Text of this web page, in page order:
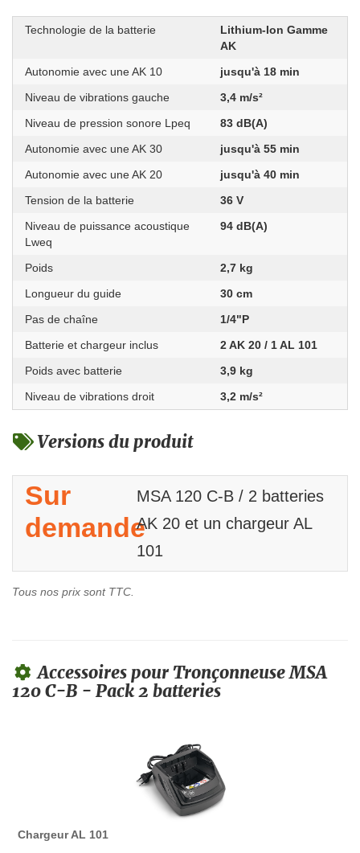
Technologie de la batterie
Lithium-Ion Gamme
AK
Autonomie avec une AK 10
jusqu'à 18 min
Niveau de vibrations gauche
3,4 m/s²
Niveau de pression sonore Lpeq
83 dB(A)
Autonomie avec une AK 30
jusqu'à 55 min
Autonomie avec une AK 20
jusqu'à 40 min
Tension de la batterie
36 V
Niveau de puissance acoustique
Lweq
94 dB(A)
Poids
2,7 kg
Longueur du guide
30 cm
Pas de chaîne
1/4"P
Batterie et chargeur inclus
2 AK 20 / 1 AL 101
Poids avec batterie
3,9 kg
Niveau de vibrations droit
3,2 m/s²
Versions du produit
Sur
demande
MSA 120 C-B / 2 batteries
AK 20 et un chargeur AL
101
Tous nos prix sont TTC.
Accessoires pour Tronçonneuse MSA
120 C-B - Pack 2 batteries
Chargeur AL 101